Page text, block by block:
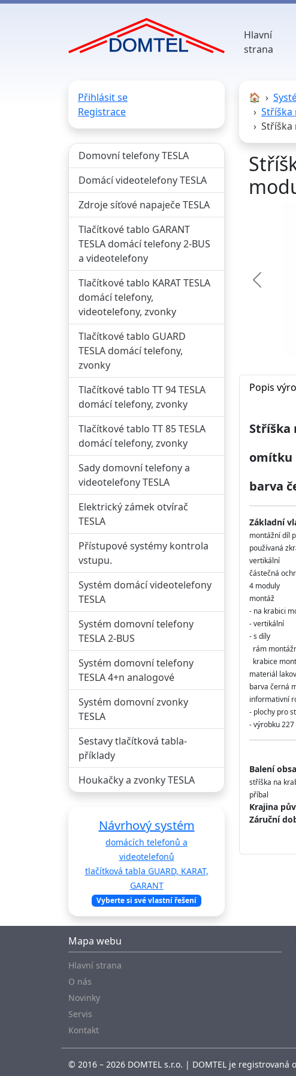
Hlavní
strana
Přihlásit se
Registrace
Domovní telefony TESLA
Domácí videotelefony TESLA
Zdroje síťové napaječe TESLA
Tlačítkové tablo GARANT
TESLA domácí telefony 2-BUS
a videotelefony
Tlačítkové tablo KARAT TESLA
domácí telefony,
videotelefony, zvonky
Tlačítkové tablo GUARD
TESLA domácí telefony,
zvonky
Tlačítkové tablo TT 94 TESLA
domácí telefony, zvonky
Tlačítkové tablo TT 85 TESLA
domácí telefony, zvonky
Sady domovní telefony a
videotelefony TESLA
Elektrický zámek otvírač
TESLA
Přístupové systémy kontrola
vstupu.
Systém domácí videotelefony
TESLA
Systém domovní telefony
TESLA 2-BUS
Systém domovní telefony
TESLA 4+n analogové
Systém domovní zvonky
TESLA
Sestavy tlačítková tabla-
příklady
Houkačky a zvonky TESLA
Návrhový systém
domácích telefonů a
videotelefonů
tlačítková tabla GUARD, KARAT,
GARANT
Vyberte si své vlastní řešení
🏠︎
Stříška
Stříška
Předchozí
Popis
Stříška
omítku
barva
Základní
montážní díl
používaná
vertikální
částečná
4 moduly
montáž
- na krabici
- vertikální
- s díly
rám
krabice
materiál
barva černá
informativní
- plochy pro
- výrobku 227
Balení
stříška na
příbal
Krajina
Záruční
Mapa webu
Hlavní strana
O nás
Novinky
Servis
Kontakt
© 2016 – 2026 DOMTEL s.r.o. | DOMTEL je